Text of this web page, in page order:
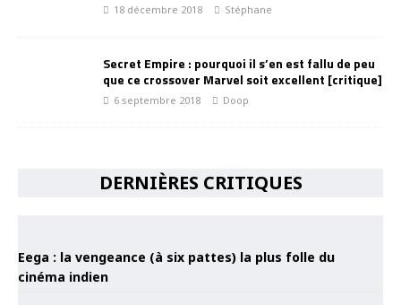
18 décembre 2018 Stéphane
Secret Empire : pourquoi il s’en est fallu de peu
que ce crossover Marvel soit excellent [critique]
6 septembre 2018 Doop
DERNIÈRES CRITIQUES
Eega : la vengeance (à six pattes) la plus folle du
cinéma indien